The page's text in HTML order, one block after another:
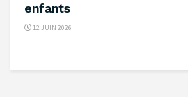
enfants ‎
12 JUIN 2026